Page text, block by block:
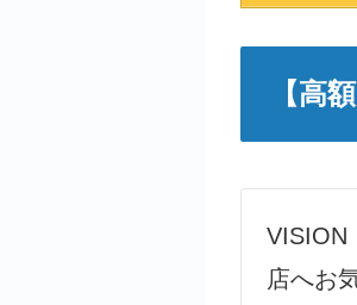
【高
VISION
店へお